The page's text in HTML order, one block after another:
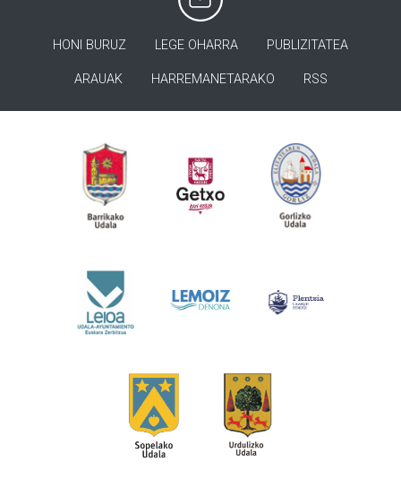
HONI BURUZ LEGE OHARRA PUBLIZITATEA
ARAUAK HARREMANETARAKO RSS